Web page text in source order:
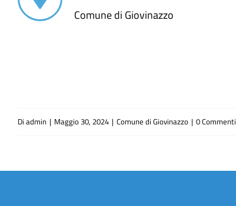
Comune di Giovinazzo
Di admin | Maggio 30, 2024 | Comune di Giovinazzo | 0 Commenti